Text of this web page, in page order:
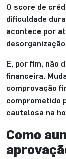
O score de
dificuldade
acontece por
E, por fim, não
financeira.
comprovação
comprometido
cautelosa na
Como